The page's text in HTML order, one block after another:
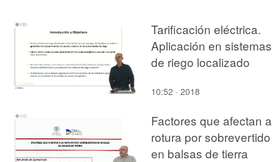
Tarificación eléctrica.
Aplicación en sistemas
de riego localizado
10:52 · 2018
Factores que afectan
rotura por sobrevertido
en balsas de tierra